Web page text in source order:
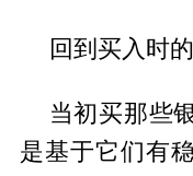
回到买入时
当初买那些
是基于它们有